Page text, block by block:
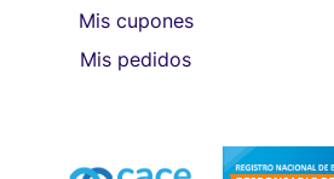
Mis cupones
Mis pedidos